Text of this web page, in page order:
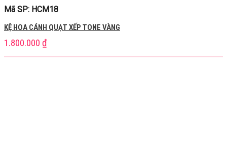
Mã SP: HCM18
KỆ HOA CÁNH QUẠT XẾP TONE VÀNG
1.800.000 ₫